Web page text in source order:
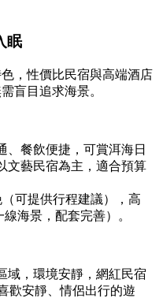
眠
，性價比民宿與高端酒店
盲目追求海景。
、餐飲便捷，可賞洱海日
文藝民宿為主，適合預算
可提供行程建議），高
海景，配套完善）。
域，環境安靜，網紅民宿
歡安靜、情侶出行的遊